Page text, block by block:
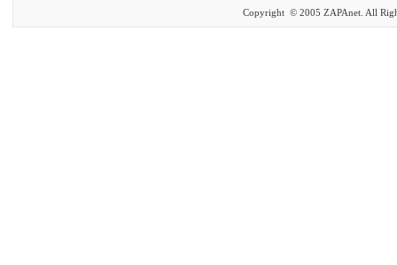
Copyright © 2005 ZAPAnet. All